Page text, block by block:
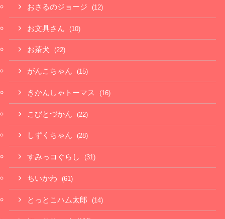
おさるのジョージ (12)
お文具さん (10)
お茶犬 (22)
がんこちゃん (15)
きかんしゃトーマス (16)
こびとづかん (22)
しずくちゃん (28)
すみっコぐらし (31)
ちいかわ (61)
とっとこハム太郎 (14)